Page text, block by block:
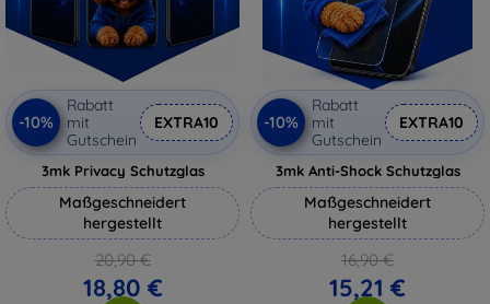
-10%
Rabatt
mit
Gutschein
EXTRA10
3mk Privacy Schutzglas
Maßgeschneidert
hergestellt
20,90 €
18,80 €
-10%
Rabatt
mit
Gutschein
EXTRA10
3mk Anti-Shock Schutzglas
Maßgeschneidert
hergestellt
16,90 €
15,21 €